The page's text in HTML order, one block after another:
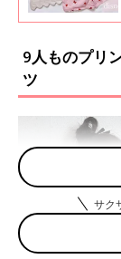
9人ものプリ
ツ
サク